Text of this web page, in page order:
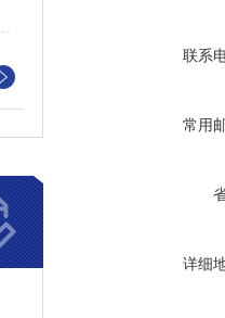
联系
常用
详细